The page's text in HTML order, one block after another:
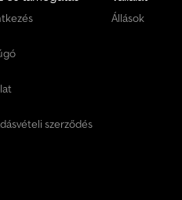
szerződés
Állások